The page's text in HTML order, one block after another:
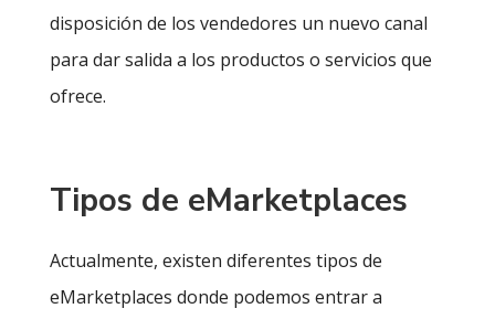
disposición de los vendedores un nuevo canal
para dar salida a los productos o servicios que
ofrece.
Tipos de eMarketplaces
Actualmente, existen diferentes tipos de
eMarketplaces donde podemos entrar a